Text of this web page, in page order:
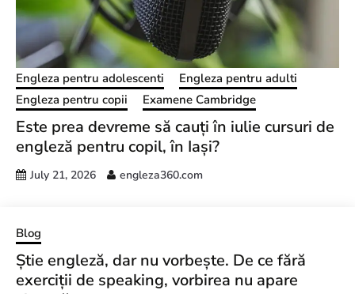
Engleza pentru adolescenti
Engleza pentru adulti
Engleza pentru copii
Examene Cambridge
Este prea devreme să cauți în iulie cursuri de
engleză pentru copil, în Iași?
July 21, 2026 engleza360.com
Blog
Știe engleză, dar nu vorbește. De ce fără
exerciții de speaking, vorbirea nu apare